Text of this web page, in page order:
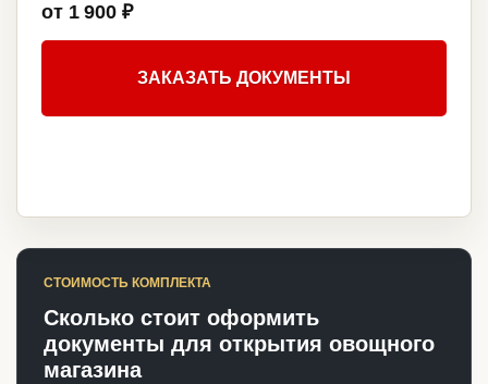
от 1 900 ₽
ЗАКАЗАТЬ ДОКУМЕНТЫ
СТОИМОСТЬ КОМПЛЕКТА
Сколько стоит оформить
документы для открытия овощного
магазина